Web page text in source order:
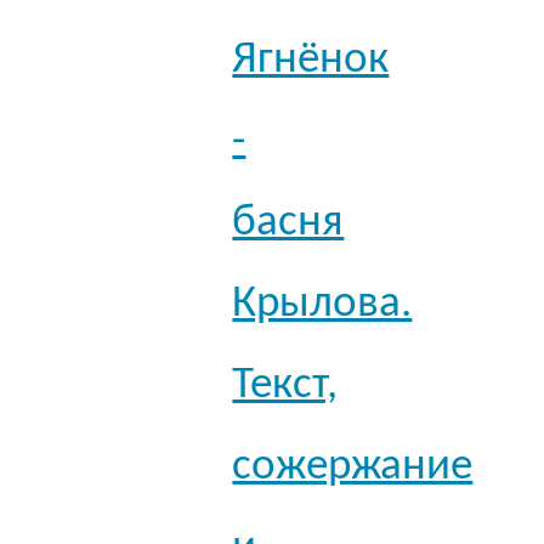
Ягнёнок
-
басня
Крылова.
Текст,
сожержание